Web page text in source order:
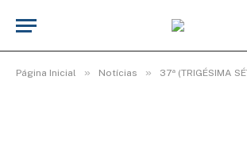
Página Inicial » Notícias » 37ª (TRIGÉSIMA SÉTIMA) SESSÃO ORDINÁRIA
(2)